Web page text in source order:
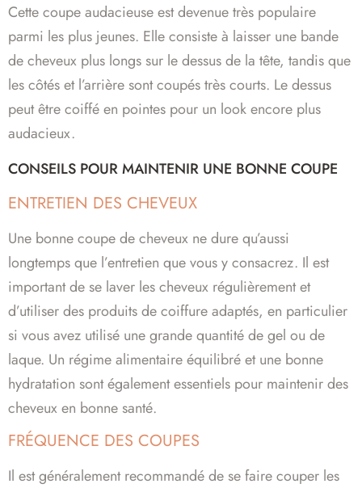
Cette coupe audacieuse est devenue très populaire
parmi les plus jeunes. Elle consiste à laisser une bande
de cheveux plus longs sur le dessus de la tête, tandis que
les côtés et l’arrière sont coupés très courts. Le dessus
peut être coiffé en pointes pour un look encore plus
audacieux.
CONSEILS POUR MAINTENIR UNE BONNE COUPE
ENTRETIEN DES CHEVEUX
Une bonne coupe de cheveux ne dure qu’aussi
longtemps que l’entretien que vous y consacrez. Il est
important de se laver les cheveux régulièrement et
d’utiliser des produits de coiffure adaptés, en particulier
si vous avez utilisé une grande quantité de gel ou de
laque. Un régime alimentaire équilibré et une bonne
hydratation sont également essentiels pour maintenir des
cheveux en bonne santé.
FRÉQUENCE DES COUPES
Il est généralement recommandé de se faire couper les